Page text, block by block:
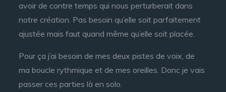
avoir de contre temps qui nous perturberait dans
notre création. Pas besoin qu’elle soit parfaitement
ajustée mais faut quand même qu’elle soit placée.
Pour ça j’ai besoin de mes deux pistes de voix, de
ma boucle rythmique et de mes oreilles. Donc je vais
passer ces parties là en solo.